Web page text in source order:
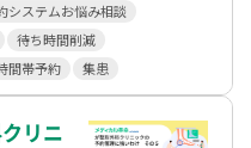
システムお悩み相談
待ち時間削減
間帯予約 集患
リニ